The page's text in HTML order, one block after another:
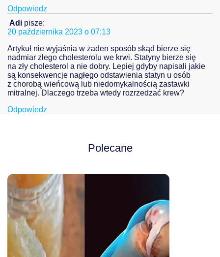
Odpowiedz
Adi pisze:
20 października 2023 o 07:13
Artykuł nie wyjaśnia w żaden sposób skąd bierze się
nadmiar złego cholesterolu we krwi. Statyny bierze się
na zły cholesterol a nie dobry. Lepiej gdyby napisali jakie
są konsekwencje nagłego odstawienia statyn u osób
z chorobą wieńcową lub niedomykalnością zastawki
mitralnej. Dlaczego trzeba wtedy rozrzedzać krew?
Odpowiedz
Polecane